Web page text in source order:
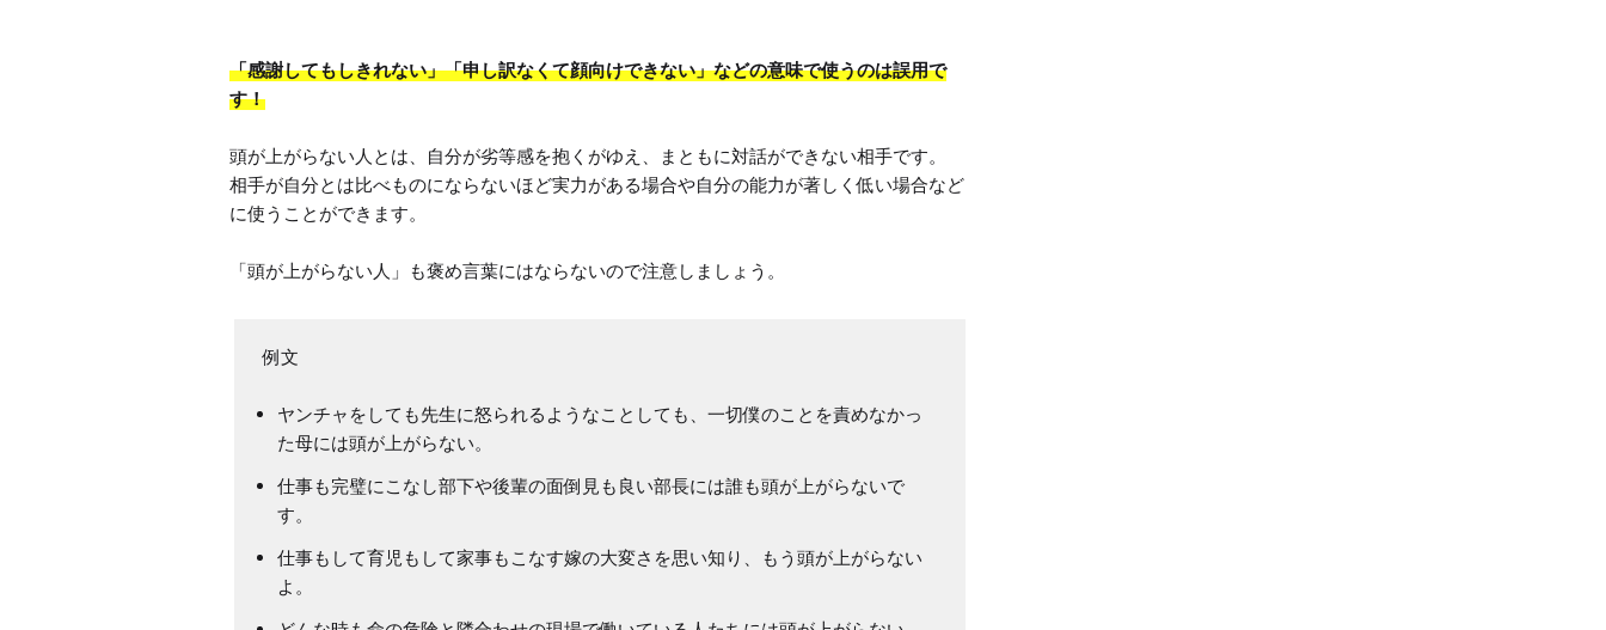
「感謝してもしきれない」「申し訳なくて顔向けできない」などの意味で使うのは誤用で
す！
頭が上がらない人とは、自分が劣等感を抱くがゆえ、まともに対話ができない相手です。
相手が自分とは比べものにならないほど実力がある場合や自分の能力が著しく低い場合など
に使うことができます。
「頭が上がらない人」も褒め言葉にはならないので注意しましょう。
ヤンチャをしても先生に怒られるようなことしても、一切僕のことを責めなかっ
た母には頭が上がらない。
仕事も完璧にこなし部下や後輩の面倒見も良い部長には誰も頭が上がらないで
す。
仕事もして育児もして家事もこなす嫁の大変さを思い知り、もう頭が上がらない
よ。